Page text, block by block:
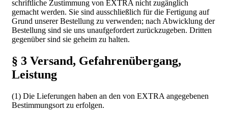
schriftliche Zustimmung von EXTRA nicht zugänglich
gemacht werden. Sie sind ausschließlich für die Fertigung auf
Grund unserer Bestellung zu verwenden; nach Abwicklung der
Bestellung sind sie uns unaufgefordert zurückzugeben. Dritten
gegenüber sind sie geheim zu halten.
§ 3 Versand, Gefahrenübergang,
Leistung
(1) Die Lieferungen haben an den von EXTRA angegebenen
Bestimmungsort zu erfolgen.